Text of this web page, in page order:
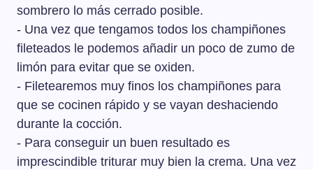
sombrero lo más cerrado posible.
- Una vez que tengamos todos los champiñones
fileteados le podemos añadir un poco de zumo de
limón para evitar que se oxiden.
- Filetearemos muy finos los champiñones para
que se cocinen rápido y se vayan deshaciendo
durante la cocción.
- Para conseguir un buen resultado es
imprescindible triturar muy bien la crema. Una vez